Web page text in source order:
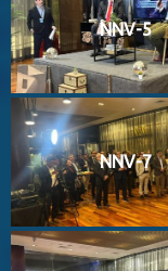
NNV-5
NNV-7